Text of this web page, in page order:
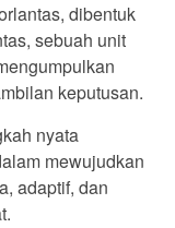
dibentuk
sebuah unit
keputusan.
nyata
mewujudkan
adaptif, dan